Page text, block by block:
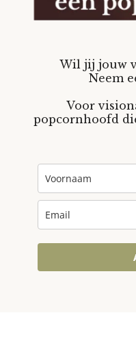
Wil jij jouw
Neem
Voor
popcornhoofd